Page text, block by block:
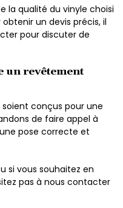
la qualité du vinyle choisi
un devis précis, il
pour discuter de
un revêtement
conçus pour une
de faire appel à
pose correcte et
si vous souhaitez en
pas à nous contacter